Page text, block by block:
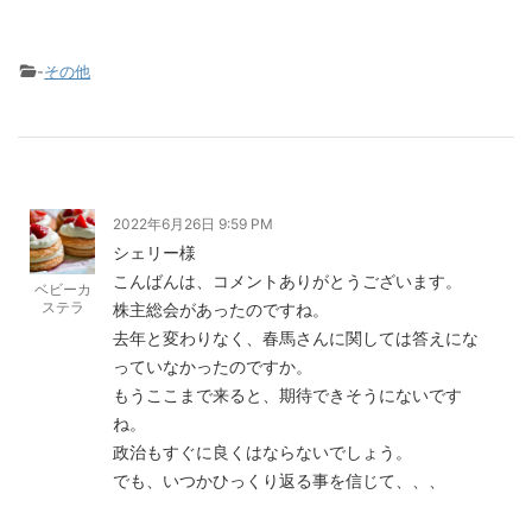
-その他
ベビーカ
ステラ
2022年6月26日 9:59 PM
シェリー様
こんばんは、コメントありがとうございます。
株主総会があったのですね。
去年と変わりなく、春馬さんに関しては答えにな
っていなかったのですか。
もうここまで来ると、期待できそうにないです
ね。
政治もすぐに良くはならないでしょう。
でも、いつかひっくり返る事を信じて、、、